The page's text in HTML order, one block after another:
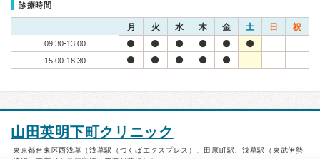
診療時間
月 火 水 木 金 土 日 祝
09:30-13:00
15:00-18:30
山田英明下町クリニック
東京都台東区西浅草（浅草駅（つくばエクスプレス）、田原町駅、浅草駅（東武伊勢